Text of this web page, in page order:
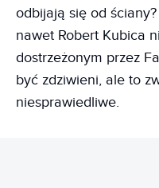
odbijają się od
nawet Robert Kubica
dostrzeżonym przez
być zdziwieni, ale to
niesprawiedliwe.